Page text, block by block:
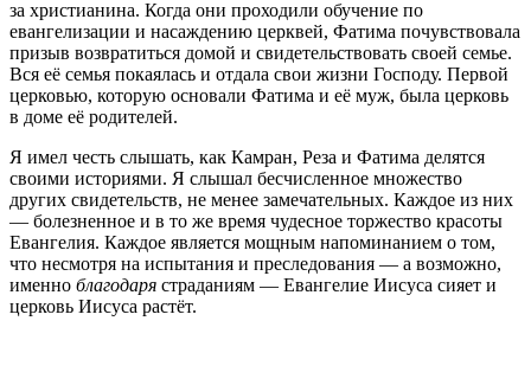
за христианина. Когда они проходили обучение по
евангелизации и насаждению церквей, Фатима почувствовала
призыв возвратиться домой и свидетельствовать своей семье.
Вся её семья покаялась и отдала свои жизни Господу. Первой
церковью, которую основали Фатима и её муж, была церковь
в доме её родителей.
Я имел честь слышать, как Камран, Реза и Фатима делятся
своими историями. Я слышал бесчисленное множество
других свидетельств, не менее замечательных. Каждое из них
— болезненное и в то же время чудесное торжество красоты
Евангелия. Каждое является мощным напоминанием о том,
что несмотря на испытания и преследования — а возможно,
именно благодаря страданиям — Евангелие Иисуса сияет и
церковь Иисуса растёт.